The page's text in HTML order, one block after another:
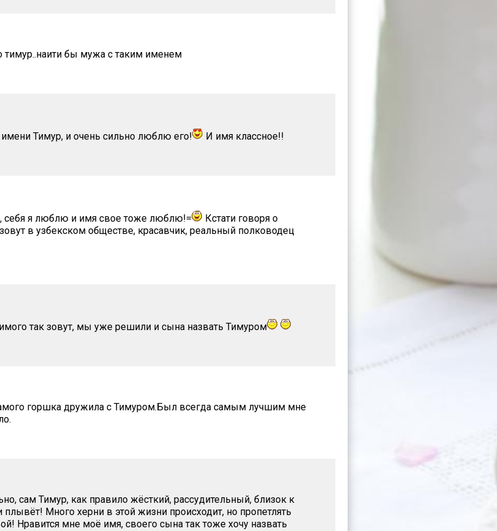
бы мужа с таким именем
Тимур, и очень сильно люблю его! И имя классное!!
себя я люблю и имя свое тоже люблю!=
Кстати говоря о
в узбекском обществе, красавчик, реальный полководец
так зовут, мы уже решили и сына назвать Тимуром
горшка дружила с Тимуром.Был всегда самым лучшим мне
сам Тимур, как правило жёсткий, рассудительный, близок к
плывёт! Много херни в этой жизни происходит, но пропетлять
Нравится мне моё имя, своего сына так тоже хочу назвать